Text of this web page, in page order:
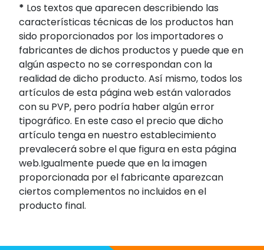
* Los textos que aparecen describiendo las
características técnicas de los productos han
sido proporcionados por los importadores o
fabricantes de dichos productos y puede que en
algún aspecto no se correspondan con la
realidad de dicho producto. Así mismo, todos los
artículos de esta página web están valorados
con su PVP, pero podría haber algún error
tipográfico. En este caso el precio que dicho
artículo tenga en nuestro establecimiento
prevalecerá sobre el que figura en esta página
web.Igualmente puede que en la imagen
proporcionada por el fabricante aparezcan
ciertos complementos no incluidos en el
producto final.